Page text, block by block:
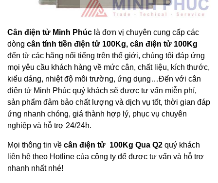
Cân điện tử Minh Phúc là đơn vị chuyên cung cấp các
dòng cân tính tiền điện tử 100Kg, cân điện tử 100Kg
đến từ các hãng nổi tiếng trên thế giới, chúng tôi đáp ứng
mọi yêu cầu khách hàng về mức cân, chất liệu, kích thước,
kiểu dáng, nhiệt độ môi trường, ứng dụng…Đến với cân
điện tử Minh Phúc quý khách sẽ được tư vấn miễn phí,
sản phẩm đảm bảo chất lượng và dịch vụ tốt, thời gian đáp
ứng nhanh chóng, giá thành hợp lý, phục vụ chuyên
nghiệp và hỗ trợ 24/24h.
Mọi thông tin về cân điện tử 100Kg Qua Q2 quý khách
liên hệ theo Hotline của công ty để được tư vấn và hỗ trợ
nhanh nhất nhé!